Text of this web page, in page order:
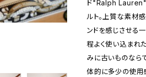
ド"Ralph Lauren"
ルト。上質な素材
ンドを感じさせる
程よく使い込まれ
みに古いものなら
体的に多少の使用